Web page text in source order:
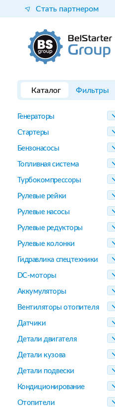
Стать партнером
Каталог Фильтры
Генераторы
Стартеры
Бензонасосы
Топливная система
Турбокомпрессоры
Рулевые рейки
Рулевые насосы
Рулевые редукторы
Рулевые колонки
Гидравлика спецтехники
DC-моторы
Аккумуляторы
Вентиляторы отопителя
Датчики
Детали двигателя
Детали кузова
Детали подвески
Кондиционирование
Отопители